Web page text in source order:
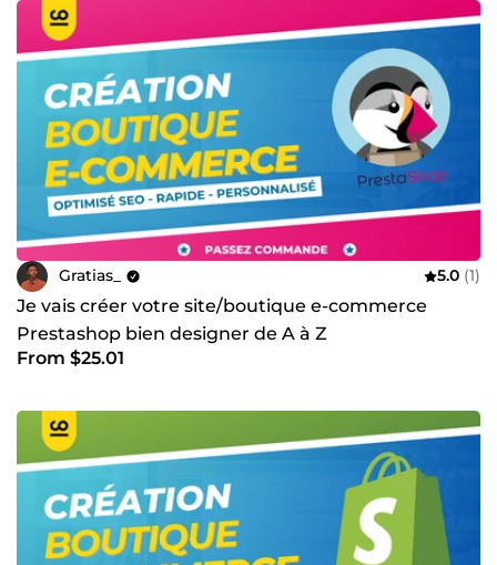
Gratias_ 5.0 (1)
Je vais créer votre site/boutique e-commerce
Prestashop bien designer de A à Z
From $25.01